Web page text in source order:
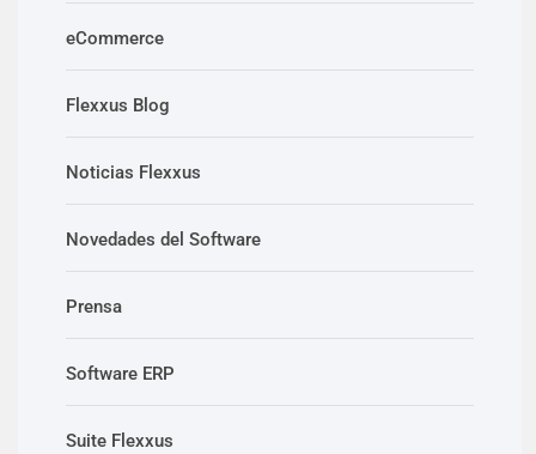
eCommerce
Flexxus Blog
Noticias Flexxus
Novedades del Software
Prensa
Software ERP
Suite Flexxus